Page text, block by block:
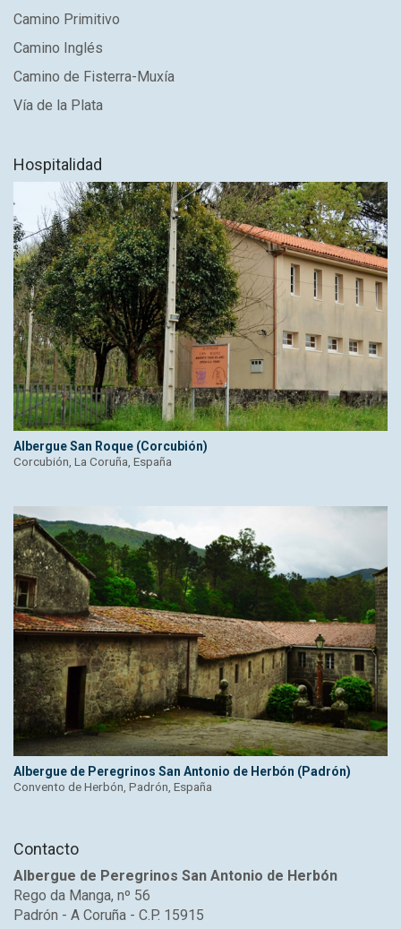
Camino Primitivo
Camino Inglés
Camino de Fisterra-Muxía
Vía de la Plata
Hospitalidad
Albergue San Roque (Corcubión)
Corcubión, La Coruña, España
Albergue de Peregrinos San Antonio de Herbón (Padrón)
Convento de Herbón, Padrón, España
Contacto
Albergue de Peregrinos San Antonio de Herbón
Rego da Manga, nº 56
Padrón - A Coruña - C.P. 15915